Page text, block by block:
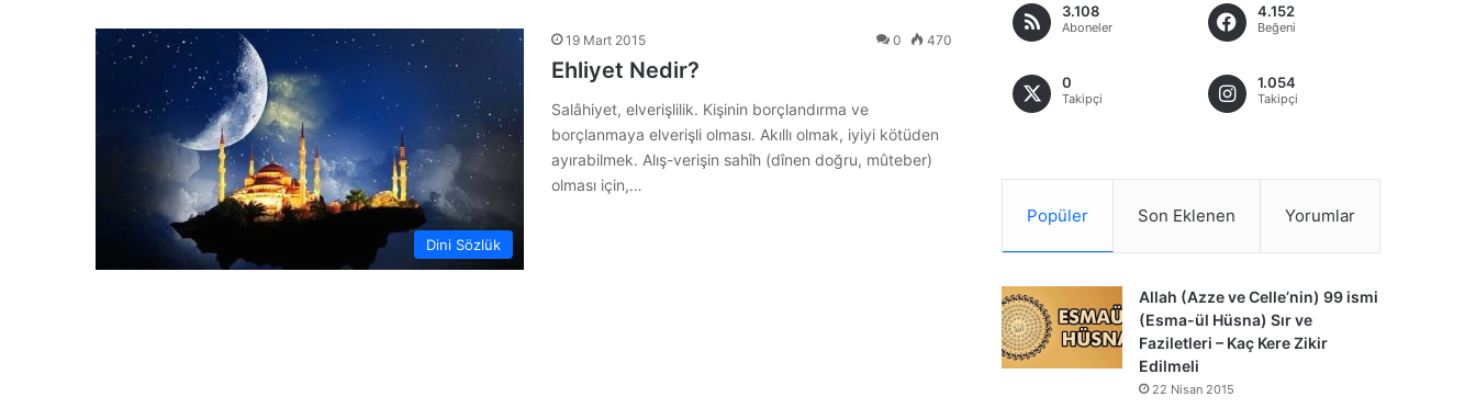
Dini Sözlük
19 Mart 2015 0 470
Ehliyet Nedir?
Salâhiyet, elverişlilik. Kişinin borçlandırma ve
borçlanmaya elverişli olması. Akıllı olmak, iyiyi kötüden
ayırabilmek. Alış-verişin sahîh (dînen doğru, mûteber)
olması için,…
3.108
Aboneler
4.152
Beğeni
0
Takipçi
1.054
Takipçi
Popüler Son Eklenen Yorumlar
Allah (Azze ve Celle’nin) 99 ismi
(Esma-ül Hüsna) Sır ve
Faziletleri – Kaç Kere Zikir
Edilmeli
22 Nisan 2015